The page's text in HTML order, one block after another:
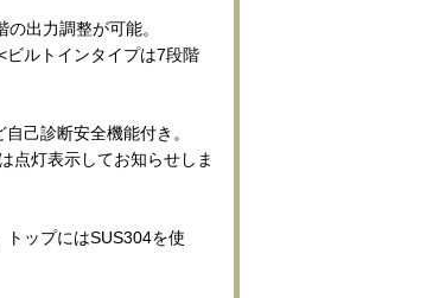
出力調整が可能。
ルトインタイプは7段階
己診断安全機能付き。
点灯表示してお知らせしま
ップにはSUS304を使